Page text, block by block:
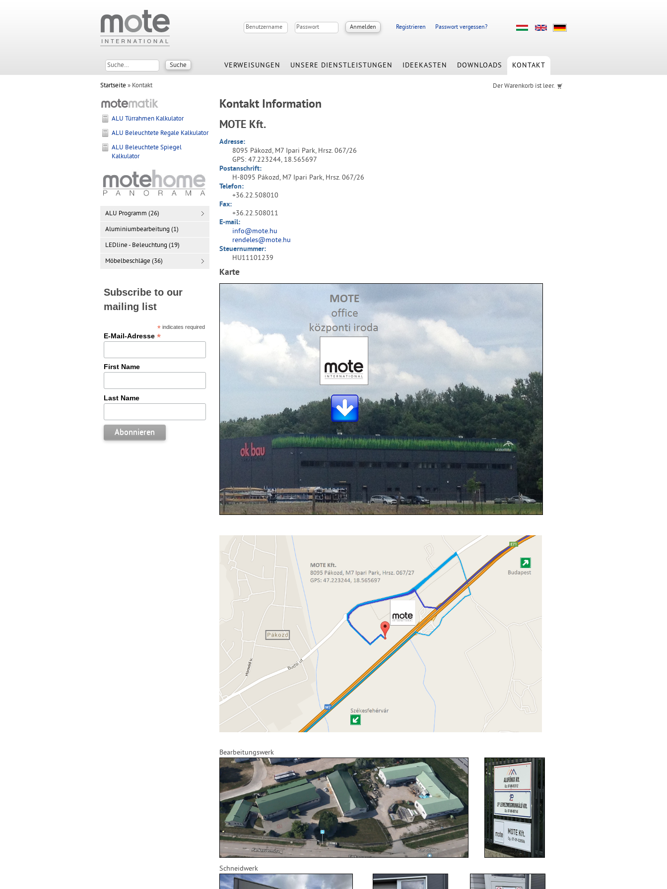
Registrieren Passwort vergessen?
VERWEISUNGEN UNSERE DIENSTLEISTUNGEN IDEEKASTEN DOWNLOADS KONTAKT
Startseite » Kontakt Der Warenkorb ist leer.
Kontakt Information
MOTE Kft.
Adresse:
8095 Pákozd, M7 Ipari Park, Hrsz. 067/26
GPS: 47.223244, 18.565697
Postanschrift:
H-8095 Pákozd, M7 Ipari Park, Hrsz. 067/26
Telefon:
+36.22.508010
Fax:
+36.22.508011
E-mail:
info@mote.hu
rendeles@mote.hu
Steuernummer:
HU11101239
Karte
Bearbeitungswerk
Schneidwerk
ALU Türrahmen Kalkulator
ALU Beleuchtete Regale Kalkulator
ALU Beleuchtete Spiegel
Kalkulator
ALU Programm (26)
Aluminiumbearbeitung (1)
LEDline - Beleuchtung (19)
Möbelbeschläge (36)
Subscribe to our
mailing list
* indicates required
E-Mail-Adresse *
First Name
Last Name